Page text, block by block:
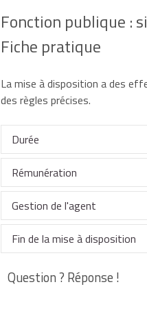
Fonction publique :
Fiche pratique
La mise à disposition a des
des règles précises.
Durée
Une mise à disposition est
Durée de
Catégories d'agents
Rémunération
Vous continuez à être
l'organisme d'accueil.
Vous pouvez percevoir un
rémunération doit être
Gestion de l'agent
L'organisme d'accueil gère
Fin de la mise à disposition
Au terme de la mise à
Question ? Réponse !